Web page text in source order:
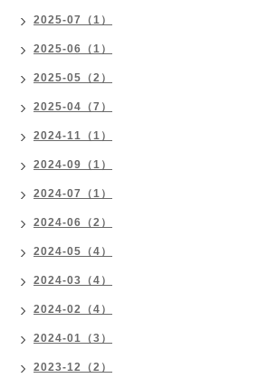
2025-07（1）
2025-06（1）
2025-05（2）
2025-04（7）
2024-11（1）
2024-09（1）
2024-07（1）
2024-06（2）
2024-05（4）
2024-03（4）
2024-02（4）
2024-01（3）
2023-12（2）